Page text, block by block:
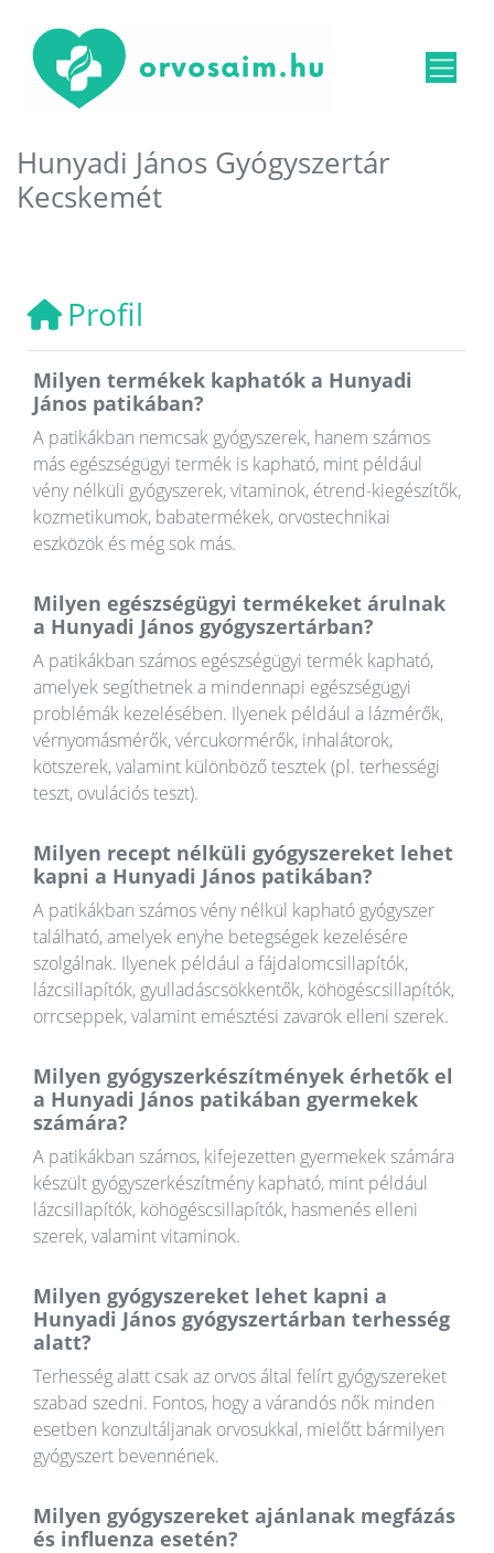
Hunyadi János Gyógyszertár
Kecskemét
Profil
Milyen termékek kaphatók a Hunyadi
János patikában?
A patikákban nemcsak gyógyszerek, hanem számos
más egészségügyi termék is kapható, mint például
vény nélküli gyógyszerek, vitaminok, étrend-kiegészítők,
kozmetikumok, babatermékek, orvostechnikai
eszközök és még sok más.
Milyen egészségügyi termékeket árulnak
a Hunyadi János gyógyszertárban?
A patikákban számos egészségügyi termék kapható,
amelyek segíthetnek a mindennapi egészségügyi
problémák kezelésében. Ilyenek például a lázmérők,
vérnyomásmérők, vércukormérők, inhalátorok,
kötszerek, valamint különböző tesztek (pl. terhességi
teszt, ovulációs teszt).
Milyen recept nélküli gyógyszereket lehet
kapni a Hunyadi János patikában?
A patikákban számos vény nélkül kapható gyógyszer
található, amelyek enyhe betegségek kezelésére
szolgálnak. Ilyenek például a fájdalomcsillapítók,
lázcsillapítók, gyulladáscsökkentők, köhögéscsillapítók,
orrcseppek, valamint emésztési zavarok elleni szerek.
Milyen gyógyszerkészítmények érhetők el
a Hunyadi János patikában gyermekek
számára?
A patikákban számos, kifejezetten gyermekek számára
készült gyógyszerkészítmény kapható, mint például
lázcsillapítók, köhögéscsillapítók, hasmenés elleni
szerek, valamint vitaminok.
Milyen gyógyszereket lehet kapni a
Hunyadi János gyógyszertárban terhesség
alatt?
Terhesség alatt csak az orvos által felírt gyógyszereket
szabad szedni. Fontos, hogy a várandós nők minden
esetben konzultáljanak orvosukkal, mielőtt bármilyen
gyógyszert bevennének.
Milyen gyógyszereket ajánlanak megfázás
és influenza esetén?